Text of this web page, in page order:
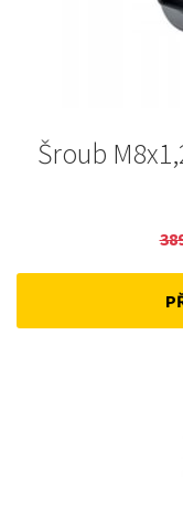
Šroub